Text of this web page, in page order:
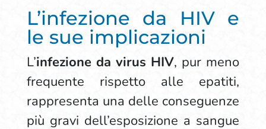
L’infezione da HIV e
le sue implicazioni
L’infezione da virus HIV, pur meno
frequente rispetto alle epatiti,
rappresenta una delle conseguenze
più gravi dell’esposizione a sangue